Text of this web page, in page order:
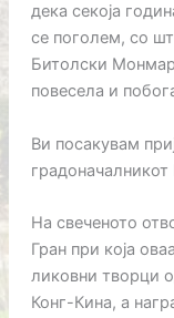
дека секоја
се поголем, со
Битолски
повесела и
Ви посакувам
На свеченото
Гран при која
ликовни творци
Конг-Кина, а